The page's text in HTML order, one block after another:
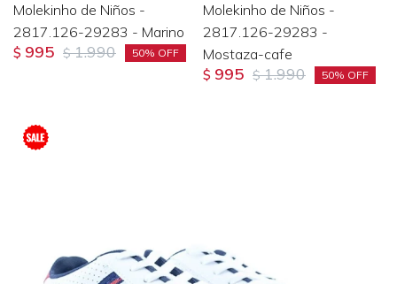
Molekinho de Niños -
2817.126-29283 - Marino
$ 995 $ 1.990 50
Molekinho de Niños -
2817.126-29283 -
Mostaza-cafe
$ 995 $ 1.990 50